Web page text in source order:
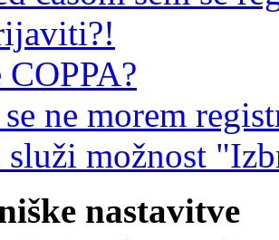
ne morem
služi možnost
nastavitve